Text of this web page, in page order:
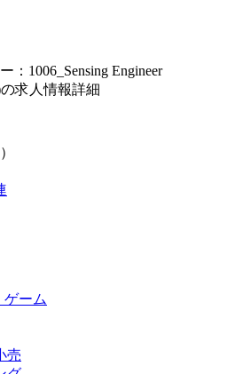
：1006_Sensing Engineer
求人情報詳細
ゲーム
売